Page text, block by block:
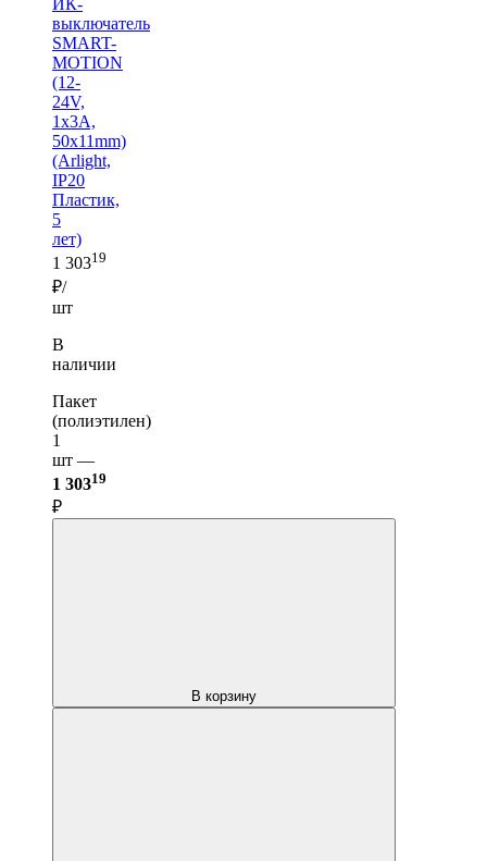
ИК-
выключатель
SMART-
MOTION
(12-
24V,
1х3А,
50x11mm)
(Arlight,
IP20
Пластик,
5
лет)
1 30319
₽/
шт
В
наличии
Пакет
(полиэтилен)
1
шт —
1 30319
₽
В корзину